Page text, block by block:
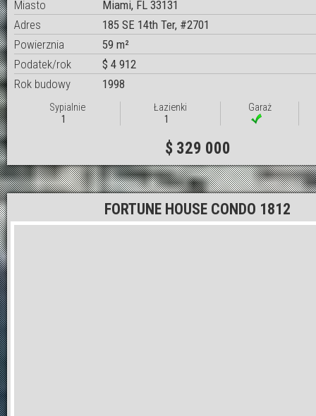
Miasto
Miami, FL 33131
Adres
185 SE 14th Ter, #2701
Powierznia
59 m²
Podatek/rok
$ 4 912
Rok budowy
1998
Sypialnie
1
Łazienki
1
Garaż
$ 329 000
FORTUNE HOUSE CONDO 1812